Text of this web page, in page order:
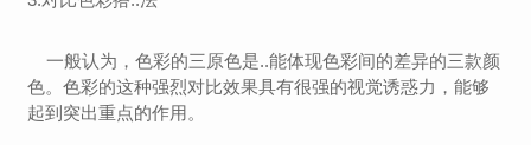
一般认为，色彩的三原色是..能体现色彩间的差异的三款颜
色。色彩的这种强烈对比效果具有很强的视觉诱惑力，能够
起到突出重点的作用。